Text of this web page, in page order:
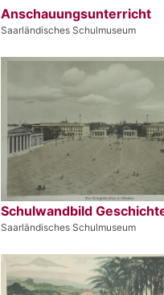
Anschauungsunterricht
Saarländisches Schulmuseum
Schulwandbild
Saarländisches Schulmuseum